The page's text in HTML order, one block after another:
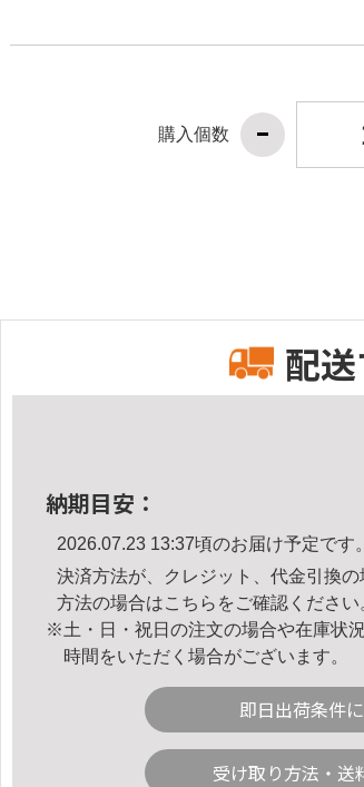
購入個数
配
納期目安：
2026.07.23 13:37頃のお届け予定です。
決済方法が、クレジット、代金引換
方法の場合はこちら をご確認ください
※土・日・祝日の注文の場合や在庫状
時間をいただく場合がございます。
即日出荷条件
受け取り方法・送